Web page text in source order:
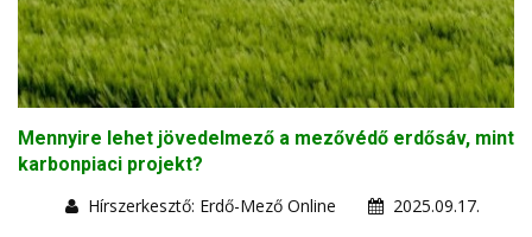
Mennyire lehet jövedelmező a mezővédő erdősáv, mint
karbonpiaci projekt?
Hírszerkesztő: Erdő-Mező Online
2025.09.17.